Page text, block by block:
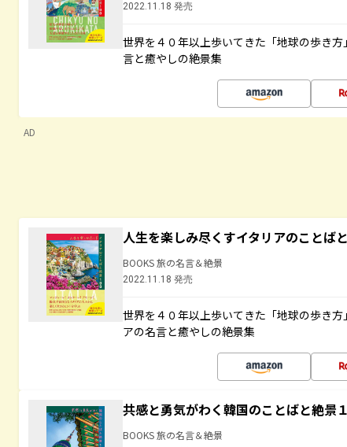
2022.11.18 発売
世界を４０年以上歩いてきた「地球の歩き
言と癒やしの絶景集
AD
人生を楽しみ尽くすイタリアのことば
BOOKS 旅の名言＆絶景
2022.11.18 発売
世界を４０年以上歩いてきた「地球の歩き
アの名言と癒やしの絶景集
共感と勇気がわく韓国のことばと絶景
BOOKS 旅の名言＆絶景